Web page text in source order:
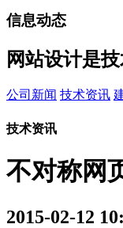
信息动态
网站设计是
公司新闻 技术资讯
技术资讯
不对称网
2015-02-12